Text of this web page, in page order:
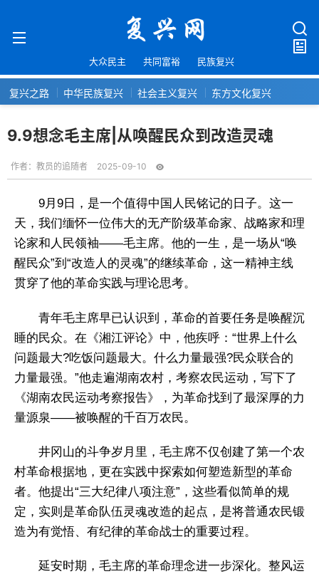
大众民主 共同富裕 民族复兴
复兴之路 中华民族复兴 社会主义复兴 东方文化复兴
9.9想念毛主席|从唤醒民众到改造灵魂
作者： 教员的追随者 2025-09-10
9月9日，是一个值得中国人民铭记的日子。这一
天，我们缅怀一位伟大的无产阶级革命家、战略家和理
论家和人民领袖——毛主席。他的一生，是一场从“唤
醒民众”到“改造人的灵魂”的继续革命，这一精神主线
贯穿了他的革命实践与理论思考。
青年毛主席早已认识到，革命的首要任务是唤醒沉
睡的民众。在《湘江评论》中，他疾呼：“世界上什么
问题最大?吃饭问题最大。什么力量最强?民众联合的
力量最强。”他走遍湖南农村，考察农民运动，写下了
《湖南农民运动考察报告》，为革命找到了最深厚的力
量源泉——被唤醒的千百万农民。
井冈山的斗争岁月里，毛主席不仅创建了第一个农
村革命根据地，更在实践中探索如何塑造新型的革命
者。他提出“三大纪律八项注意”，这些看似简单的规
定，实则是革命队伍灵魂改造的起点，是将普通农民锻
造为有觉悟、有纪律的革命战士的重要过程。
延安时期，毛主席的革命理念进一步深化。整风运